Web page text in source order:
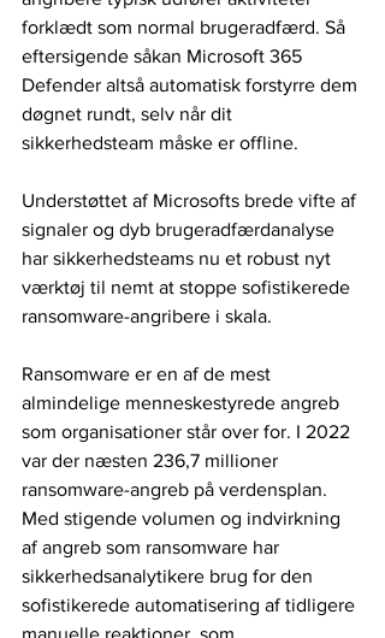
forklædt som normal brugeradfærd. Så
eftersigende såkan Microsoft 365
Defender altså automatisk forstyrre dem
døgnet rundt, selv når dit
sikkerhedsteam måske er offline.
Understøttet af Microsofts brede vifte af
signaler og dyb brugeradfærdanalyse
har sikkerhedsteams nu et robust nyt
værktøj til nemt at stoppe sofistikerede
ransomware-angribere i skala.
Ransomware er en af de mest
almindelige menneskestyrede angreb
som organisationer står over for. I 2022
var der næsten 236,7 millioner
ransomware-angreb på verdensplan.
Med stigende volumen og indvirkning
af angreb som ransomware har
sikkerhedsanalytikere brug for den
sofistikerede automatisering af tidligere
manuelle reaktioner, som